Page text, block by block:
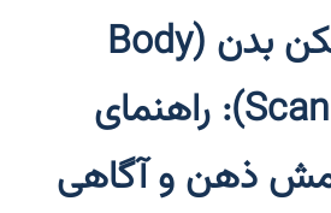
مدیتیشن اسکن بدن (Body
Scan Meditation): راهنمای
ذهن و آگاهی